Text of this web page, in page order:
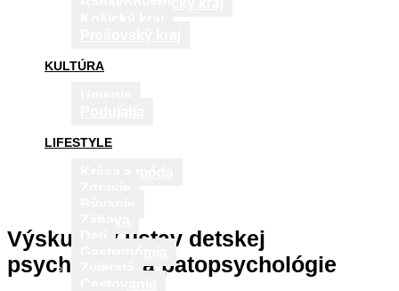
KULTÚRA
LIFESTYLE
Výskumný ústav detskej
psychológie a patopsychológie